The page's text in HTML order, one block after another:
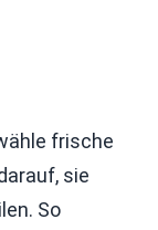
frische
sie
So